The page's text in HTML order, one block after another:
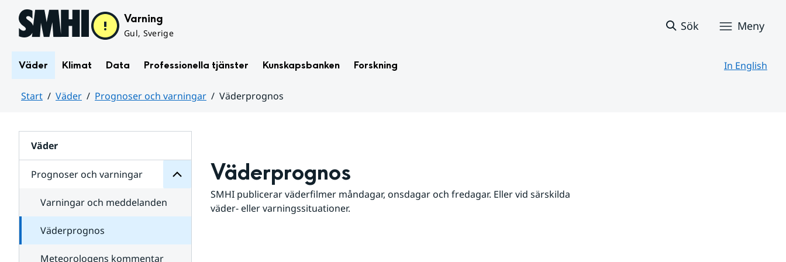
Hoppa till sidans innehåll Varning
Gul, Sverige
Sök Meny
Väder Klimat Data Professionella tjänster Kunskapsbanken Forskning In English
Start Väder Prognoser och varningar
Väderprognos
Väder
Prognoser och varningar
för
varningar
Varningar och meddelanden
Väderprognos
Meteorologens kommentar
Väderprognos
SMHI publicerar väderfilmer måndagar, onsdagar och fredagar. Eller vid särskilda
väder- eller varningssituationer.